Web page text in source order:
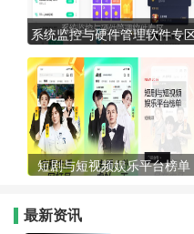
系统监控与硬件管理软件专区
短剧与短视频娱乐平台榜单
最新资讯